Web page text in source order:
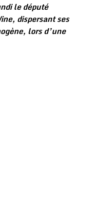
le député
dispersant ses
lors d’une